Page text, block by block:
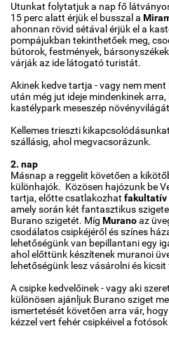
Utunkat folytatjuk a nap fő
15 perc alatt érjük el busszal a
ahonnan rövid sétával érjük el a
pompájukban tekinthetőek meg,
bútorok, festmények,
várják az ide látogató turistát.
Akinek kedve tartja - vagy nem
után még jut ideje mindenkinek
kastélypark meseszép
Kellemes trieszti
szállásig, ahol megvacsorázunk.
2. nap
Másnap a reggelit követően a
különhajók. Közösen hajózunk be
tartja, előtte csatlakozhat fakultatív
amely során két fantasztikus
Burano szigetét. Míg Muranoaz
csodálatos csipkéjéről és színes
lehetőségünk van bepillantani egy
ahol előttünk készítenek muranoi
lehetőségünk lesz vásárolni és
A csipke kedvelőinek - vagy aki
különösen ajánljuk Burano sziget
ismertetését követően arra vár,
kézzel vert fehér csipkéivel a